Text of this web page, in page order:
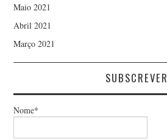
Maio 2021
Abril 2021
Março 2021
SUBSCREVER
Nome*